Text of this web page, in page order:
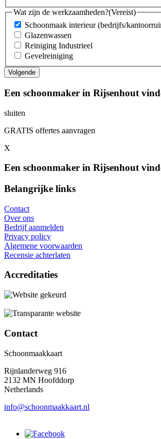
Wat zijn de werkzaamheden?(Vereist)
Schoonmaak interieur (bedrijfs/
Glazenwassen
Reiniging Industrieel
Gevelreiniging
Een schoonmaker in Rijsenhout
sluiten
GRATIS offertes aanvragen
X
Een schoonmaker in Rijsenhout
Belangrijke links
Contact
Over ons
Bedrijf aanmelden
Privacy policy
Algemene voorwaarden
Recensie achterlaten
Accreditaties
Contact
Schoonmaakkaart
Rijnlanderweg 916
2132 MN Hoofddorp
Netherlands
info@schoonmaakkaart.nl